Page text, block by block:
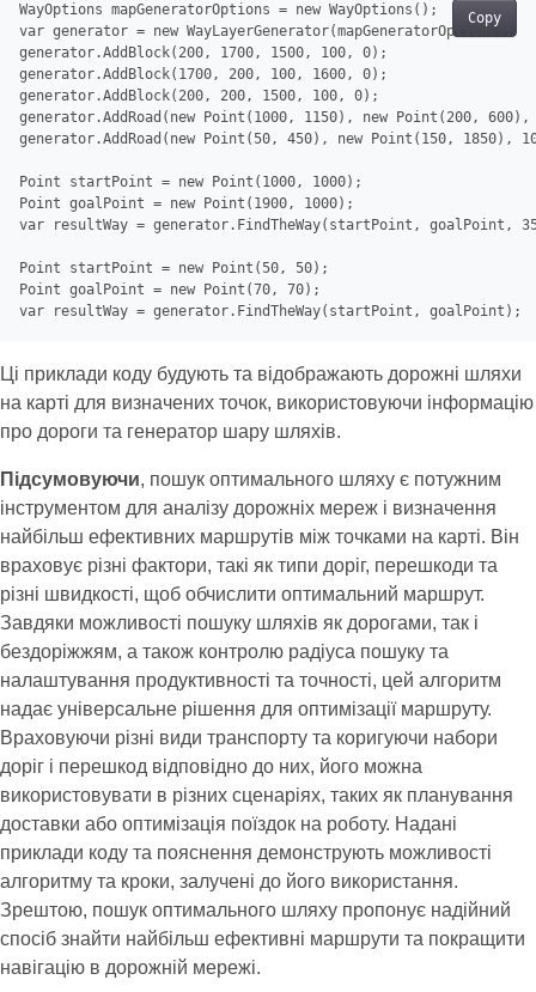
Copy
WayOptions
var
generator.AddBlock( 200, 1700, 1500, 100, 0
generator.AddBlock( 1700, 200, 100, 1600, 0
generator.AddBlock( 200, 200, 1500, 100, 0
generator.AddRoad(new Point( 1000, 1150), new Point( 200, 600
generator.AddRoad(new Point(50, 450), new Point( 150, 1850),
Point startPoint = new Point( 1000, 1000
Point goalPoint = new Point( 1900, 1000
var resultWay = generator.FindTheWay(startPoint, goalPoint,
Point startPoint = new Point(50, 50
Point goalPoint = new Point(70, 70
var
Ці приклади коду будують та відображають дорожні шляхи
на карті для визначених точок, використовуючи інформацію
про дороги та генератор шару шляхів.
Підсумовуючи, пошук оптимального шляху є потужним
інструментом для аналізу дорожніх мереж і визначення
найбільш ефективних маршрутів між точками на карті. Він
враховує різні фактори, такі як типи доріг, перешкоди та
різні швидкості, щоб обчислити оптимальний маршрут.
Завдяки можливості пошуку шляхів як дорогами, так і
бездоріжжям, а також контролю радіуса пошуку та
налаштування продуктивності та точності, цей алгоритм
надає універсальне рішення для оптимізації маршруту.
Враховуючи різні види транспорту та коригуючи набори
доріг і перешкод відповідно до них, його можна
використовувати в різних сценаріях, таких як планування
доставки або оптимізація поїздок на роботу. Надані
приклади коду та пояснення демонструють можливості
алгоритму та кроки, залучені до його використання.
Зрештою, пошук оптимального шляху пропонує надійний
спосіб знайти найбільш ефективні маршрути та покращити
навігацію в дорожній мережі.